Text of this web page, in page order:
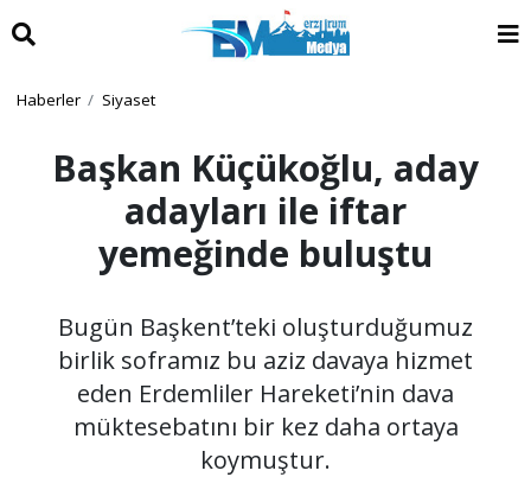
Haberler Siyaset
Başkan Küçükoğlu, aday
adayları ile iftar
yemeğinde buluştu
Bugün Başkent’teki oluşturduğumuz
birlik soframız bu aziz davaya hizmet
eden Erdemliler Hareketi’nin dava
müktesebatını bir kez daha ortaya
koymuştur.